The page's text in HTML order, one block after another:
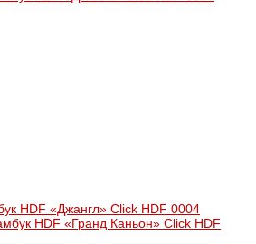
HDF «Джангл» Click HDF 0004